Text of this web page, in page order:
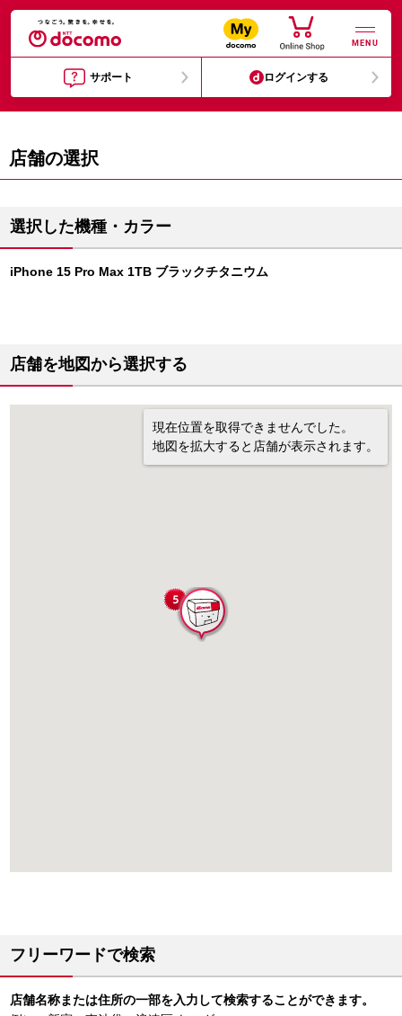
MENU
サポート ログインする
店舗の選択
選択した機種・カラー
iPhone 15 Pro Max 1TB ブラックチタニウム
店舗を地図から選択する
現在位置を取得できませんでした。
地図を拡大すると店舗が表示されます。
フリーワードで検索
店舗名称または住所の一部を入力して検索することができます。